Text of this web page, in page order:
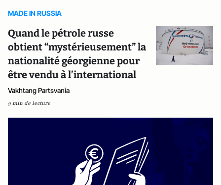
MADE IN RUSSIA
Quand le pétrole russe
obtient “mystérieusement” la
nationalité géorgienne pour
être vendu à l’international
Vakhtang Partsvania
9 min de lecture